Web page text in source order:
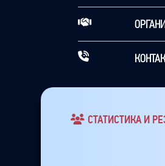
СТАТИСТИКА И